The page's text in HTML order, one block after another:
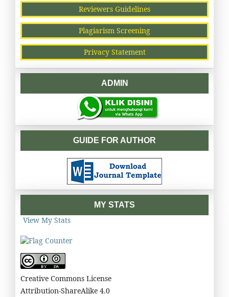
Reviewers Guidelines
Plagiarism Screening
Privacy Statement
ADMIN
GUIDE FOR AUTHOR
MY STATS
View My Stats
Creative Commons License
Attribution-ShareAlike 4.0